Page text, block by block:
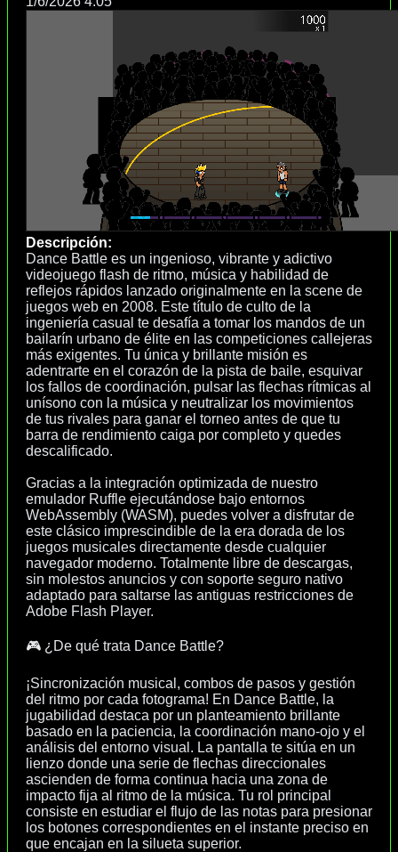
Descripción:
Dance Battle es un ingenioso, vibrante y adictivo
videojuego flash de ritmo, música y habilidad de
reflejos rápidos lanzado originalmente en la scene de
juegos web en 2008. Este título de culto de la
ingeniería casual te desafía a tomar los mandos de un
bailarín urbano de élite en las competiciones callejeras
más exigentes. Tu única y brillante misión es
adentrarte en el corazón de la pista de baile, esquivar
los fallos de coordinación, pulsar las flechas rítmicas al
unísono con la música y neutralizar los movimientos
de tus rivales para ganar el torneo antes de que tu
barra de rendimiento caiga por completo y quedes
descalificado.
Gracias a la integración optimizada de nuestro
emulador Ruffle ejecutándose bajo entornos
WebAssembly (WASM), puedes volver a disfrutar de
este clásico imprescindible de la era dorada de los
juegos musicales directamente desde cualquier
navegador moderno. Totalmente libre de descargas,
sin molestos anuncios y con soporte seguro nativo
adaptado para saltarse las antiguas restricciones de
Adobe Flash Player.
🎮 ¿De qué trata Dance Battle?
¡Sincronización musical, combos de pasos y gestión
del ritmo por cada fotograma! En Dance Battle, la
jugabilidad destaca por un planteamiento brillante
basado en la paciencia, la coordinación mano-ojo y el
análisis del entorno visual. La pantalla te sitúa en un
lienzo donde una serie de flechas direccionales
ascienden de forma continua hacia una zona de
impacto fija al ritmo de la música. Tu rol principal
consiste en estudiar el flujo de las notas para presionar
los botones correspondientes en el instante preciso en
que encajan en la silueta superior.